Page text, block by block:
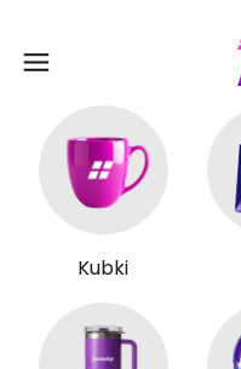
Kubki